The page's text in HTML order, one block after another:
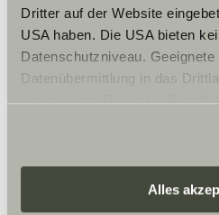
Dritter auf der Website
USA haben. Die USA bieten
Datenschutzniveau.
Datenübermittlung in das
ein erhöhtes Risiko für
zustehen. Eingesetzte
eigene Zwecke verarbeiten
zusammenführen. Weitere
Datenschutzerklärung
Alles
Åbningstider